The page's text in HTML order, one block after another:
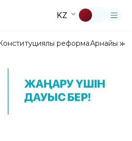
KZ
реформаАрнайы